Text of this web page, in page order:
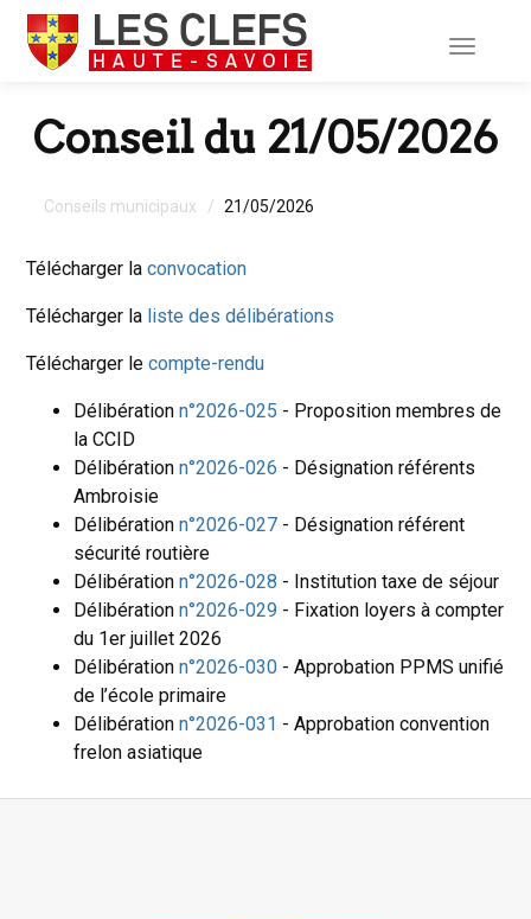
Toggle
Conseil du 21/05/2026
Conseils municipaux 21/05/2026
Télécharger la convocation
Télécharger la liste des délibérations
Télécharger le compte-rendu
Délibération n°2026-025 - Proposition membres de
la CCID
Délibération n°2026-026 - Désignation référents
Ambroisie
Délibération n°2026-027 - Désignation référent
sécurité routière
Délibération n°2026-028 - Institution taxe de séjour
Délibération n°2026-029 - Fixation loyers à compter
du 1er juillet 2026
Délibération n°2026-030 - Approbation PPMS unifié
de l’école primaire
Délibération n°2026-031 - Approbation convention
frelon asiatique